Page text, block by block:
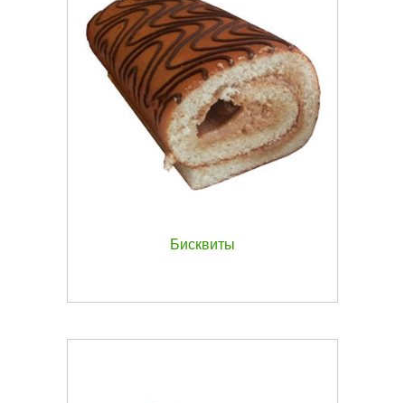
Бисквиты